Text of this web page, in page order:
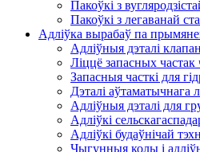
Пакоўкі з
Пакоўкі з легаванай
Адліўка вырабаў па
Адліўныя дэталі
Ліццё запасных
Запасныя часткі для
Дэталі аўтаматычнага
Адліўныя дэталі для
Адліўкі
Адліўкі будаўнічай
Чыгунныя колы і